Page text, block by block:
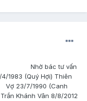
Nhờ bác tư vấn
(Quý Hợi) Thiên
(Canh
Khánh Vân 8/8/2012